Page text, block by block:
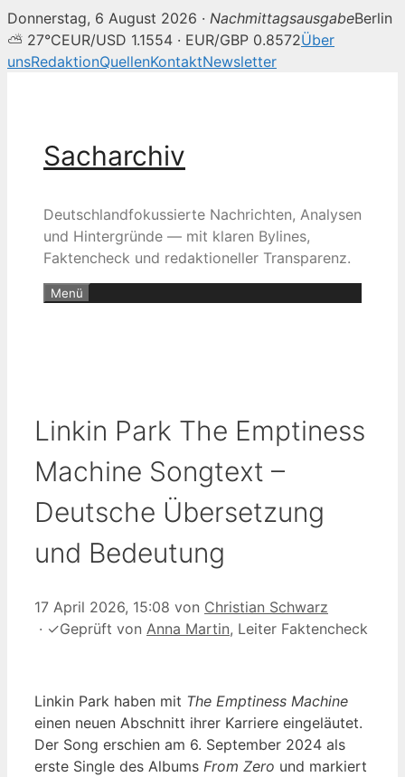
Donnerstag, 6 August 2026 · NachmittagsausgabeBerlin
⛅ 27°CEUR/USD 1.1554 · EUR/GBP 0.8572Über
unsRedaktionQuellenKontaktNewsletter
Sacharchiv
Deutschlandfokussierte Nachrichten, Analysen
und Hintergründe — mit klaren Bylines,
Faktencheck und redaktioneller Transparenz.
Menü
Linkin Park The Emptiness
Machine Songtext –
Deutsche Übersetzung
und Bedeutung
17 April 2026, 15:08 von Christian Schwarz
· ✓Geprüft von Anna Martin, Leiter Faktencheck
Linkin Park haben mit The Emptiness Machine
einen neuen Abschnitt ihrer Karriere eingeläutet.
Der Song erschien am 6. September 2024 als
erste Single des Albums From Zero und markiert